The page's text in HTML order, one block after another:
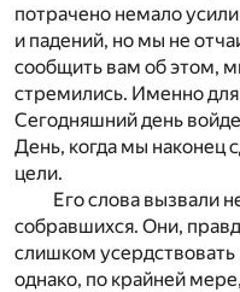
потрачено немало
и падений, но мы не
сообщить вам об этом,
стремились. Именно для
Сегодняшний день
День, когда мы наконец
цели.
Его слова вызвали
собравшихся. Они,
слишком
однако, по крайней